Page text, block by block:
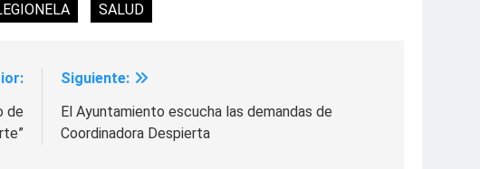
SALUD
de
Siguiente:
El Ayuntamiento escucha las demandas de
Coordinadora Despierta